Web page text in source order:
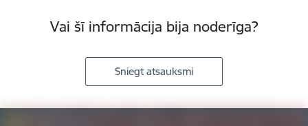
Vai šī informācija bija noderīga?
Sniegt atsauksmi